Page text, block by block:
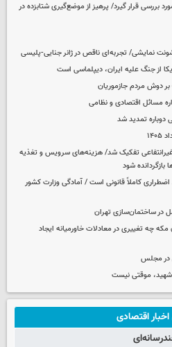
بررسی قرار گیرد/ پرهیز از موضع‌گیری شتابزده در
نمایشی/ تجربه‌ای ناقص در ژانر جنایی-پلیسی
از جنگ علیه ایران، دیپلماسی است
دوش مردم جازموریان
مسائل اقتصادی و نظامی
تفکیک شد/ هزینه‌های سرویس و تغذیه
بازگردانده شود
کاملاً قانونی است / آمادگی وزارت کشور
در ساختمان‌سازی تهران
چه تغییری در معادلات خاورمیانه ایجاد
در مجلس
شهید، موقتی نیست
اقتصادی